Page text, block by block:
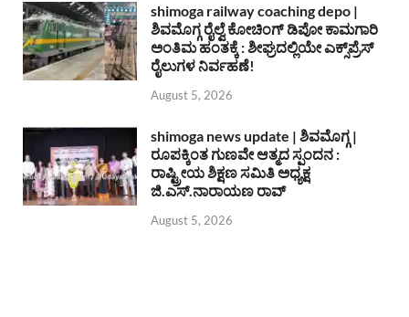
shimoga railway coaching depo |
ಶಿವಮೊಗ್ಗ ರೈಲ್ವೆ ಕೋಚಿಂಗ್ ಡಿಪೋ ಕಾಮಗಾರಿ
ಅಂತಿಮ ಹಂತಕ್ಕೆ : ಶೀಘ್ರದಲ್ಲಿಯೇ ಎಕ್ಸ್‌ಪ್ರೆಸ್
ರೈಲುಗಳ ನಿರ್ವಹಣೆ!
August 5, 2026
shimoga news update | ಶಿವಮೊಗ್ಗ |
ರೂಪಕ್ಕಿಂತ ಗುಣವೇ ಆತ್ಮದ ಸ್ಪಂದನ :
ರಾಷ್ಟ್ರೀಯ ಶಿಕ್ಷಣ ಸಮಿತಿ ಅಧ್ಯಕ್ಷ
ಜಿ.ಎಸ್.ನಾರಾಯಣ ರಾವ್
August 5, 2026